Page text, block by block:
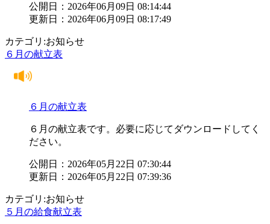
公開日：2026年06月09日 08:14:44
更新日：2026年06月09日 08:17:49
カテゴリ:お知らせ
６月の献立表
６月の献立表
６月の献立表です。必要に応じてダウンロードしてく
ださい。
公開日：2026年05月22日 07:30:44
更新日：2026年05月22日 07:39:36
カテゴリ:お知らせ
５月の給食献立表